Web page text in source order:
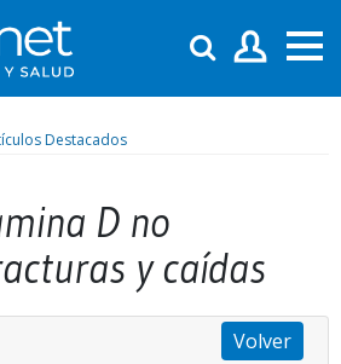
Destacados
D no
y caídas
Volver